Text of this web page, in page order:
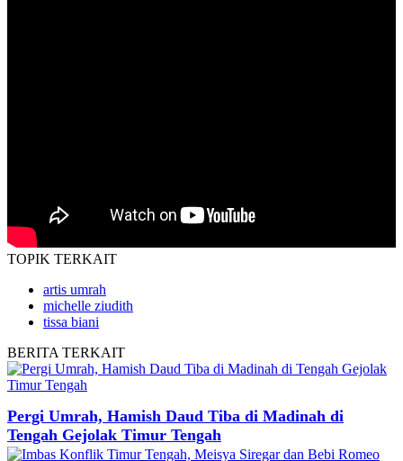
TOPIK TERKAIT
artis umrah
michelle ziudith
tissa biani
BERITA TERKAIT
Pergi Umrah, Hamish Daud Tiba di Madinah di
Tengah Gejolak Timur Tengah